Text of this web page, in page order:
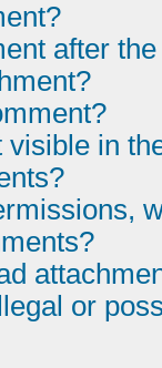
after
in
or